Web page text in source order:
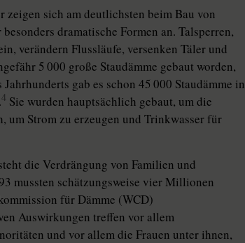
zeigen sich am deutlichsten beim Bau von
dramatische Formen an. Talsperren,
verändern Flussläufe, versenken Täler und
5 000 große Staudämme gebaut worden,
gab es schon 45 000 Staudämme in
4 Sie wurden hauptsächlich gebaut, um die
um Strom zu erzeugen und Trinkwasser für
die Verdrängung von Familien und
mussten schätzungsweise vier Millionen
für Dämme (WCD)
Auswirkungen treffen vor allem
und vor allem die Frauen unter ihnen,